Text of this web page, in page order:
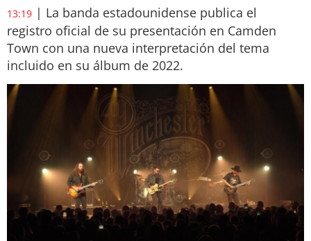
13:19 | La banda estadounidense publica el
registro oficial de su presentación en Camden
Town con una nueva interpretación del tema
incluido en su álbum de 2022.